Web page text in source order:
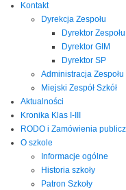
Kontakt
Dyrekcja Zespołu
Dyrektor Zespołu
Dyrektor GIM
Dyrektor SP
Administracja Zespołu
Miejski Zespół Szkół
Aktualności
Kronika Klas I-III
RODO i Zamówienia
O szkole
Informacje ogólne
Historia szkoły
Patron Szkoły